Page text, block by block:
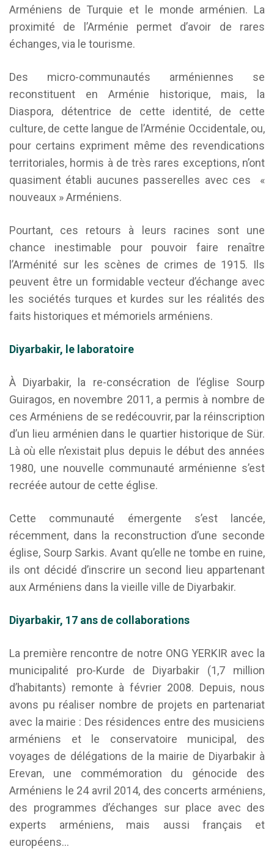
Arméniens de Turquie et le monde arménien. La
proximité de l’Arménie permet d’avoir de rares
échanges, via le tourisme.
Des micro-communautés arméniennes se
reconstituent en Arménie historique, mais, la
Diaspora, détentrice de cette identité, de cette
culture, de cette langue de l’Arménie Occidentale, ou,
pour certains expriment même des revendications
territoriales, hormis à de très rares exceptions, n’ont
quasiment établi aucunes passerelles avec ces «
nouveaux » Arméniens.
Pourtant, ces retours à leurs racines sont une
chance inestimable pour pouvoir faire renaître
l’Arménité sur les scènes de crimes de 1915. Ils
peuvent être un formidable vecteur d’échange avec
les sociétés turques et kurdes sur les réalités des
faits historiques et mémoriels arméniens.
Diyarbakir, le laboratoire
À Diyarbakir, la re-consécration de l’église Sourp
Guiragos, en novembre 2011, a permis à nombre de
ces Arméniens de se redécouvrir, par la réinscription
d’un lieu arménien dans le quartier historique de Sür.
Là où elle n’existait plus depuis le début des années
1980, une nouvelle communauté arménienne s’est
recréée autour de cette église.
Cette communauté émergente s’est lancée,
récemment, dans la reconstruction d’une seconde
église, Sourp Sarkis. Avant qu’elle ne tombe en ruine,
ils ont décidé d’inscrire un second lieu appartenant
aux Arméniens dans la vieille ville de Diyarbakir.
Diyarbakir, 17 ans de collaborations
La première rencontre de notre ONG YERKIR avec la
municipalité pro-Kurde de Diyarbakir (1,7 million
d’habitants) remonte à février 2008. Depuis, nous
avons pu réaliser nombre de projets en partenariat
avec la mairie : Des résidences entre des musiciens
arméniens et le conservatoire municipal, des
voyages de délégations de la mairie de Diyarbakir à
Erevan, une commémoration du génocide des
Arméniens le 24 avril 2014, des concerts arméniens,
des programmes d’échanges sur place avec des
experts arméniens, mais aussi français et
européens…